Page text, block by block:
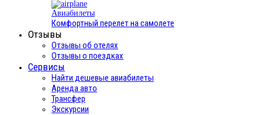
Авиабилеты
Комфортный перелет на самолете
Отзывы
Отзывы об отелях
Отзывы о поездках
Сервисы
Найти дешевые авиабилеты
Аренда авто
Трансфер
Экскурсии